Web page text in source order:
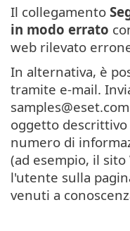
Il collegamento
in modo errato
web rilevato
In alternativa, è
tramite e-mail.
oggetto
numero di
(ad esempio, il
l'utente sulla
venuti a